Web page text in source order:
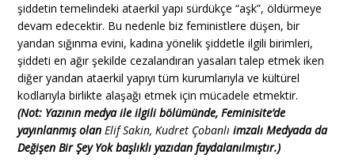
şiddetin temelindeki ataerkil yapı sürdükçe “aşk”, öldürmeye
devam edecektir. Bu nedenle biz feministlere düşen, bir
yandan sığınma evini, kadına yönelik şiddetle ilgili birimleri,
şiddeti en ağır şekilde cezalandıran yasaları talep etmek iken
diğer yandan ataerkil yapıyı tüm kurumlarıyla ve kültürel
kodlarıyla birlikte alaşağı etmek için mücadele etmektir.
(Not: Yazının medya ile ilgili bölümünde, Feminisite’de
yayınlanmış olan Elif Sakin, Kudret Çobanlı imzalı Medyada da
Değişen Bir Şey Yok başlıklı yazıdan faydalanılmıştır.)